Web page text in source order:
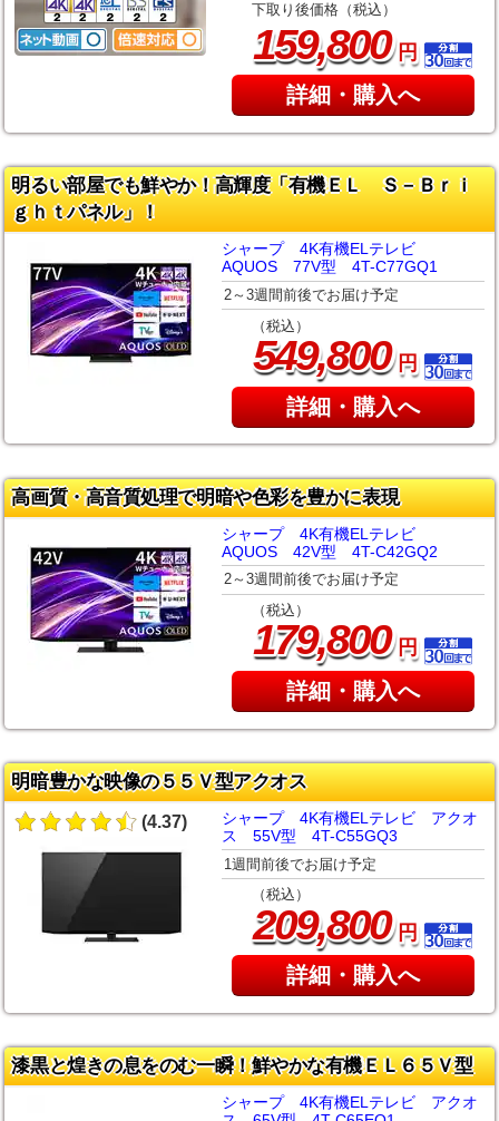
下取り後価格（税込）
159,800円
詳細・購入へ
明るい部屋でも鮮やか！高輝度「有機ＥＬ Ｓ－Ｂｒｉ
ｇｈｔパネル」！
シャープ 4K有機ELテレビ
AQUOS 77V型 4T-C77GQ1
2～3週間前後でお届け予定
（税込）
549,800円
詳細・購入へ
高画質・高音質処理で明暗や色彩を豊かに表現
シャープ 4K有機ELテレビ
AQUOS 42V型 4T-C42GQ2
2～3週間前後でお届け予定
（税込）
179,800円
詳細・購入へ
明暗豊かな映像の５５Ｖ型アクオス
(4.37)
シャープ 4K有機ELテレビ アクオ
ス 55V型 4T-C55GQ3
1週間前後でお届け予定
（税込）
209,800円
詳細・購入へ
漆黒と煌きの息をのむ一瞬！鮮やかな有機ＥＬ６５Ｖ型
シャープ 4K有機ELテレビ アクオ